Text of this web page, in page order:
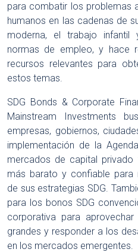
para combatir los problemas
humanos en las cadenas de
moderna, el trabajo
normas de empleo, y hace
recursos relevantes para
estos temas.
SDG Bonds & Corporate
Mainstream Investments
empresas, gobiernos,
implementación de la
mercados de capital
más barato y confiable para
de sus estrategias SDG.
para los bonos SDG
corporativa para
grandes y responder a los
en los mercados emergentes.